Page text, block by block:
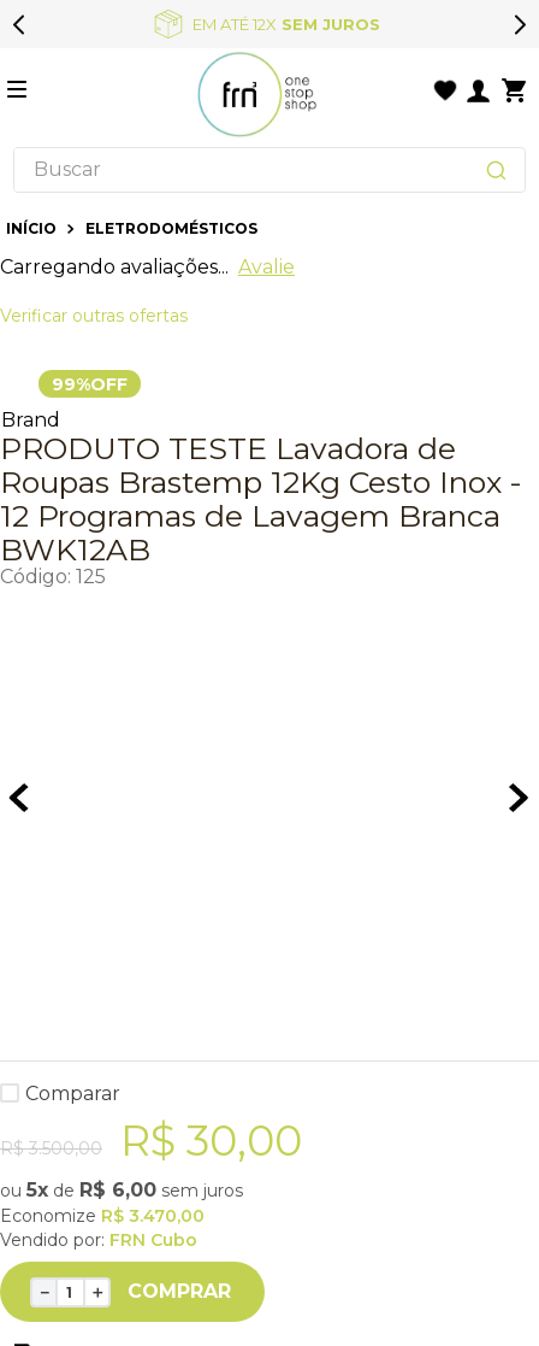
EM ATÉ 12X SEM JUROS
ELETRODOMÉSTICOS
Carregando avaliações... Avalie
Verificar outras ofertas
99%OFF
Brand
PRODUTO TESTE Lavadora de
Roupas Brastemp 12Kg Cesto Inox -
12 Programas de Lavagem Branca
BWK12AB
Código: 125
Comparar
R$ 30,00
R$ 3.500,00
ou 5 de R$ 6,00 sem juros
Economize R$ 3.470,00
Vendido por: FRN Cubo
＋
－ COMPRAR